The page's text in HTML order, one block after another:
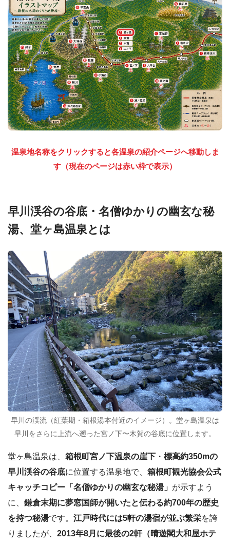
温泉地名称をクリックすると各温泉の紹介ページへ移動しま
す（現在のページは赤い枠で表示）
早川渓谷の谷底・名僧ゆかりの幽玄な秘
湯、堂ヶ島温泉とは
早川の渓流（紅葉期・箱根湯本付近のイメージ）。堂ヶ島温泉は
早川をさらに上流へ遡った宮ノ下〜木賀の谷底に位置します。
堂ヶ島温泉は、 箱根町宮ノ下温泉の崖下 ・ 標高約350mの
早川渓谷の谷底に位置する温泉地で、 箱根町観光協会公式
キャッチコピー「名僧ゆかりの幽玄な秘湯」 が示すよう
に、 鎌倉末期に夢窓国師が開いたと伝わる約700年の歴史
を持つ秘湯です。 江戸時代には5軒の湯宿が並ぶ繁栄を誇
りましたが、 2013年8月に最後の2軒（晴遊閣大和屋ホテ